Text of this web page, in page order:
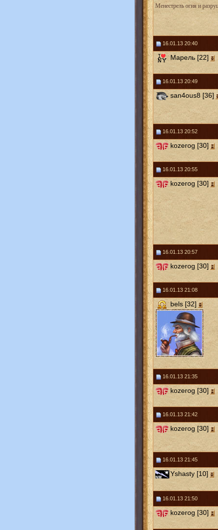
Менестрель огня и
16.01.13 20:40
Марель [22]
16.01.13 20:49
san4ous8 [36]
16.01.13 20:52
kozerog [30]
16.01.13 20:55
kozerog [30]
16.01.13 20:57
kozerog [30]
16.01.13 21:08
bels [32]
16.01.13 21:35
kozerog [30]
16.01.13 21:42
kozerog [30]
16.01.13 21:45
Yshasty [10]
16.01.13 21:50
kozerog [30]